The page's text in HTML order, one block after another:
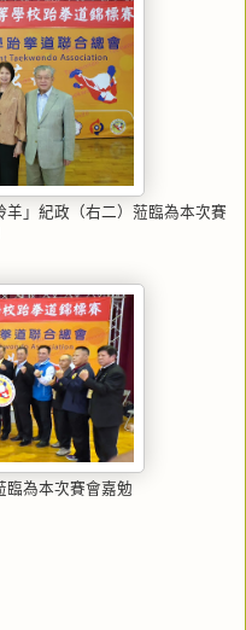
」紀政（右二）蒞臨為本次賽
臨為本次賽會嘉勉